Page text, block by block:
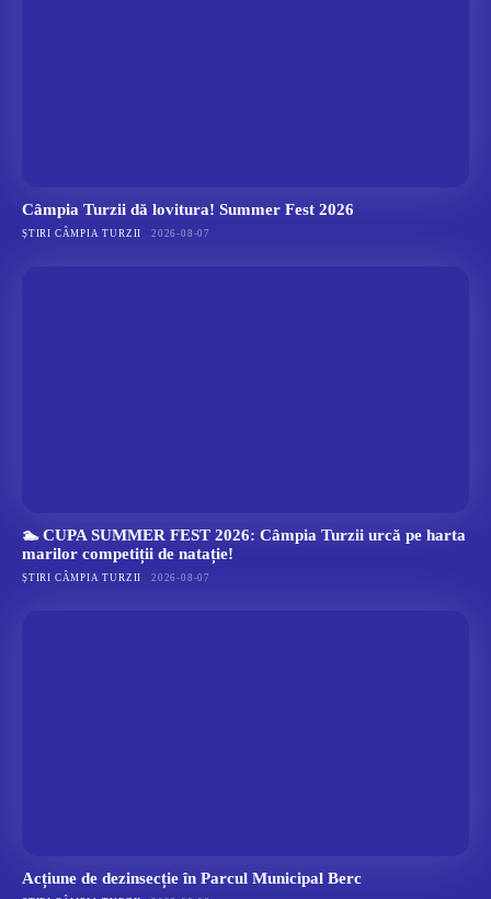
Câmpia Turzii dă lovitura! Summer Fest 2026
ȘTIRI CÂMPIA TURZII 2026-08-07
🏊 CUPA SUMMER FEST 2026: Câmpia Turzii urcă pe harta
marilor competiții de natație!
ȘTIRI CÂMPIA TURZII 2026-08-07
Acțiune de dezinsecție în Parcul Municipal Berc